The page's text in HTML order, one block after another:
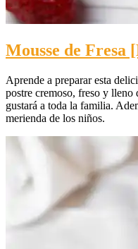
Mousse de Fresa
Aprende a preparar esta
postre cremoso, freso y lleno
gustará a toda la familia.
merienda de los niños.